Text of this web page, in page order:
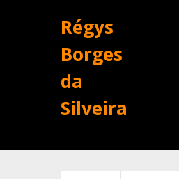
Régys
Borges
da
Silveira